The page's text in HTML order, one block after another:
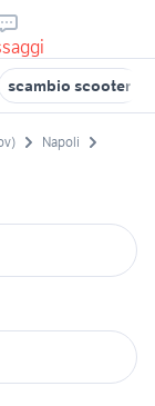
scambio scooter
Napoli